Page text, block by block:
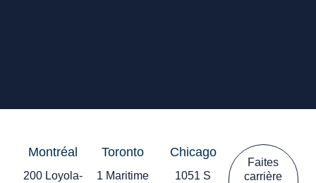
Montréal
200 Loyola-
Toronto
1 Maritime
Chicago
1051 S
Faites
carrière